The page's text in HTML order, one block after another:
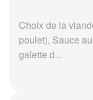
Choix de la
poulet), Sauce
galette d...